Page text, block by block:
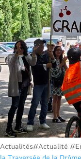
Actualités#Actualité